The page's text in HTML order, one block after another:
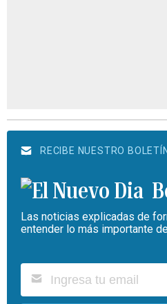
RECIBE NUESTRO
Las noticias explicadas de
entender lo más importante